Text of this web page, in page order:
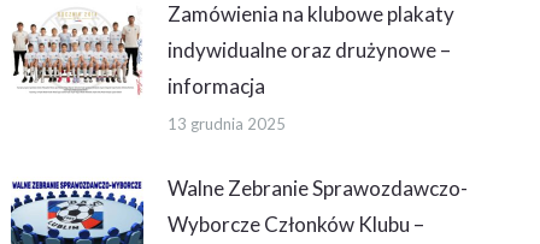
Zamówienia na klubowe plakaty
indywidualne oraz drużynowe –
informacja
13 grudnia 2025
Walne Zebranie Sprawozdawczo-
Wyborcze Członków Klubu –